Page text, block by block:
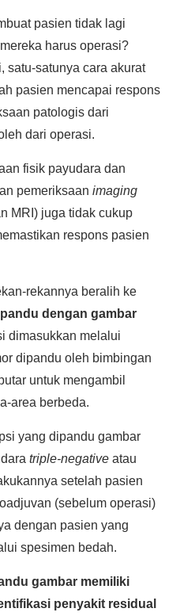
pasien tidak lagi
harus operasi?
satu-satunya cara akurat
pasien mencapai respons
patologis dari
dari operasi.
fisik payudara dan
pemeriksaan imaging
MRI) juga tidak cukup
respons pasien
rekannya beralih ke
dengan gambar
dimasukkan melalui
dipandu oleh bimbingan
untuk mengambil
area berbeda.
yang dipandu gambar
triple-negative atau
setelah pasien
(sebelum operasi)
dengan pasien yang
spesimen bedah.
gambar memiliki
penyakit residual